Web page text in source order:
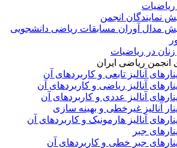
نمایندگان انجمن
مدال آوران مسابقات ریاضی دانشجویی
در ریاضیات
انجمن ریاضی ایران
آنالیز تابعی و کاربردهای آن
آنالیز ریاضی و کاربردهای آن
آنالیز عددی و کاربردهای آن
آنالیز غیرخطی و بهینه سازی
آنالیز هارمونیک و کاربردهای آن
جبر
جبر خطی و کاربردهای آن